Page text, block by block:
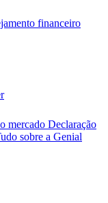
financeiro
mercado Declaração
sobre a Genial